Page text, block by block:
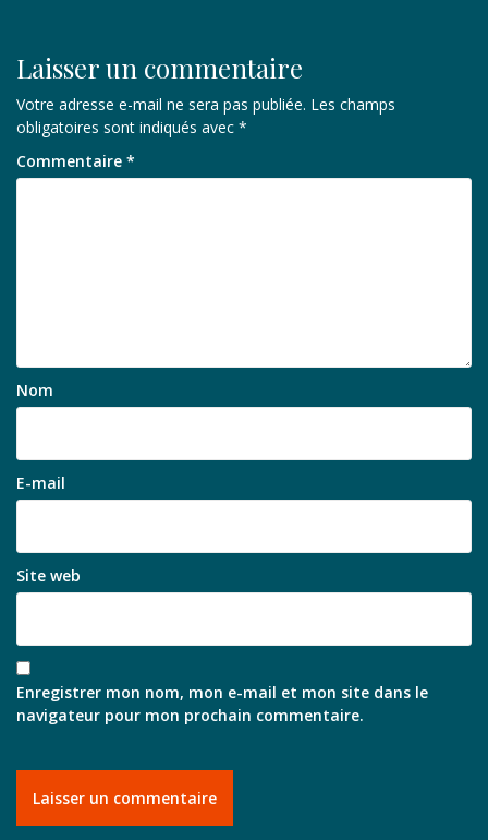
Laisser un commentaire
Votre adresse e-mail ne sera pas publiée. Les champs
obligatoires sont indiqués avec *
Commentaire *
Nom
E-mail
Site web
Enregistrer mon nom, mon e-mail et mon site dans le
navigateur pour mon prochain commentaire.